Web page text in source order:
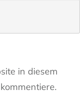
in diesem